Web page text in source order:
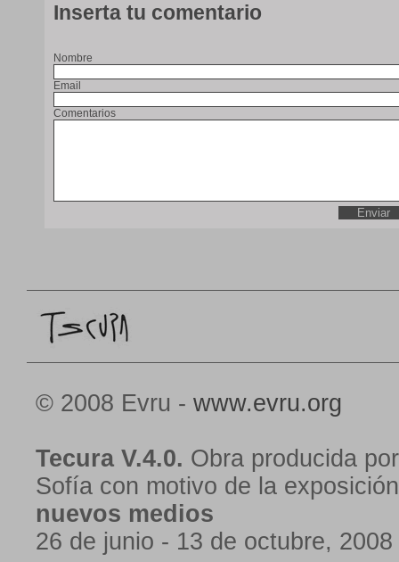
Inserta tu comentario
Nombre
Email
Comentarios
© 2008 Evru - www.evru.org
Tecura V.4.0. Obra producida
Sofía con motivo de la
nuevos medios
26 de junio - 13 de octubre, 2008